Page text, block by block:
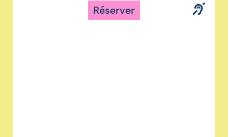
Réserver